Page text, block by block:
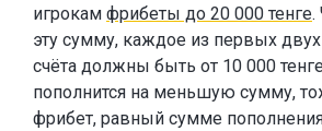
игрокам фрибеты до 20 000 тенге.
эту сумму, каждое из первых
счёта должны быть от 10 000
пополнится на меньшую сумму,
фрибет, равный сумме